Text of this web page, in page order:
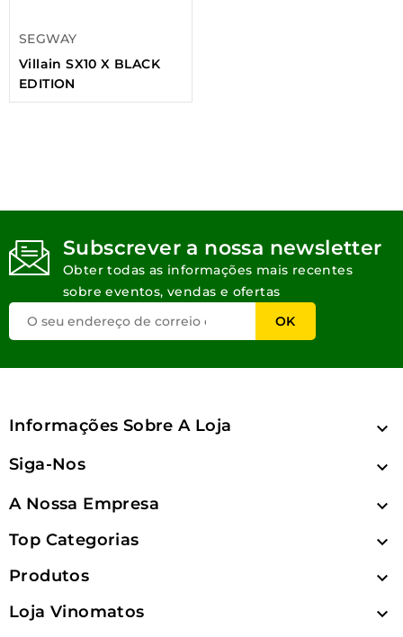
SEGWAY
Villain SX10 X BLACK
EDITION
Subscrever a nossa newsletter
Obter todas as informações mais recentes
sobre eventos, vendas e ofertas
Informações Sobre A Loja 
Siga-Nos 
A Nossa Empresa 
Top Categorias 
Produtos 
Loja Vinomatos 